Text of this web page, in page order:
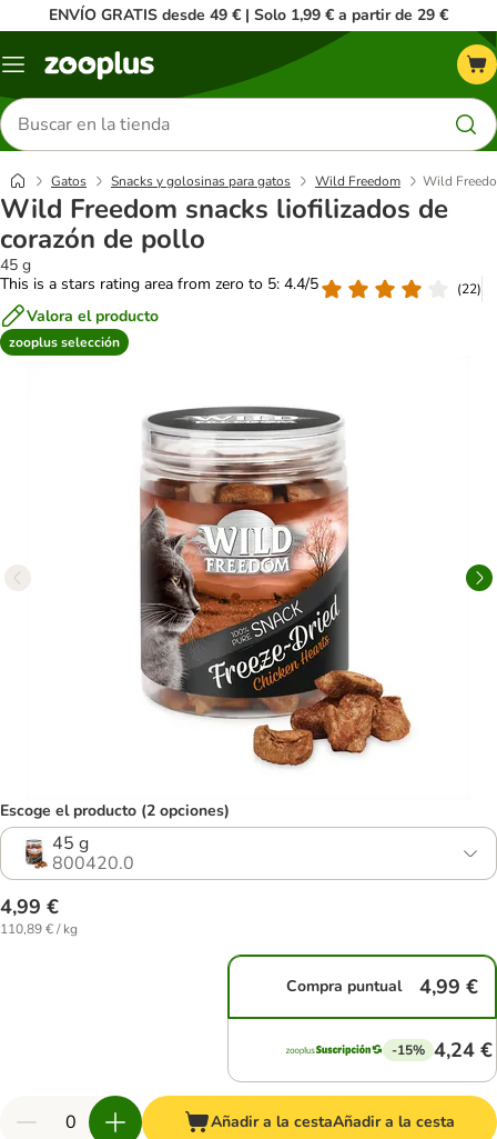
ENVÍO GRATIS desde 49 € | Solo 1,99 € a partir de 29 €
Menú
Buscar
productos
Gatos Snacks y golosinas para gatos Wild Freedom Wild
Wild Freedom snacks liofilizados de
corazón de pollo
45 g
This is a stars rating area from zero to 5: 4.4/5
(22)
Valora el producto
zooplus selección
Escoge el producto (2 opciones)
45 g
800420.0
4,99 €
110,89 € / kg
Compra puntual 4,99 €
-15% 4,24 €
Añadir a la cestaAñadir a la cesta